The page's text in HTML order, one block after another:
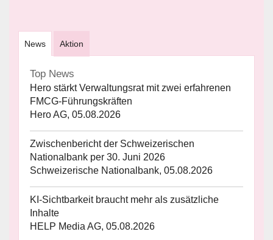
News Aktion
Top News
Hero stärkt Verwaltungsrat mit zwei erfahrenen
FMCG-Führungskräften
Hero AG, 05.08.2026
Zwischenbericht der Schweizerischen
Nationalbank per 30. Juni 2026
Schweizerische Nationalbank, 05.08.2026
KI-Sichtbarkeit braucht mehr als zusätzliche
Inhalte
HELP Media AG, 05.08.2026